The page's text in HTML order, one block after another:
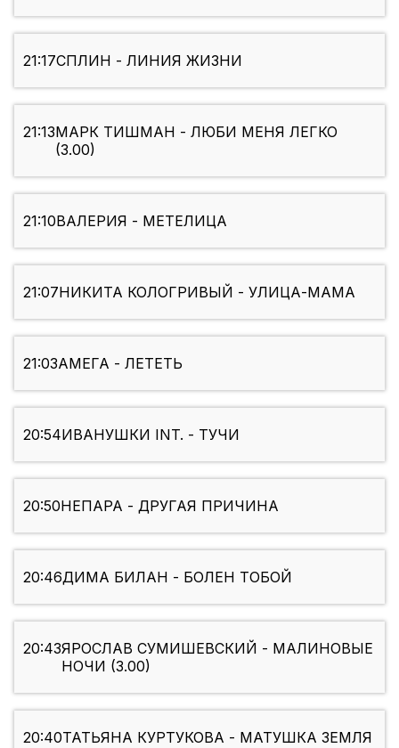
21:17СПЛИН - ЛИНИЯ ЖИЗНИ
21:13МАРК ТИШМАН - ЛЮБИ МЕНЯ ЛЕГКО
(3.00)
21:10ВАЛЕРИЯ - МЕТЕЛИЦА
21:07НИКИТА КОЛОГРИВЫЙ - УЛИЦА-МАМА
21:03АМЕГА - ЛЕТЕТЬ
20:54ИВАНУШКИ INT. - ТУЧИ
20:50НЕПАРА - ДРУГАЯ ПРИЧИНА
20:46ДИМА БИЛАН - БОЛЕН ТОБОЙ
20:43ЯРОСЛАВ СУМИШЕВСКИЙ - МАЛИНОВЫЕ
НОЧИ (3.00)
20:40ТАТЬЯНА КУРТУКОВА - МАТУШКА ЗЕМЛЯ